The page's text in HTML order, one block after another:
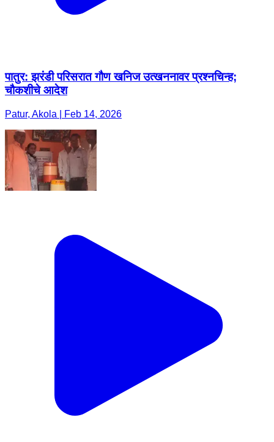
पातुर: झरंडी परिसरात गौण खनिज उत्खननावर प्रश्नचिन्ह;
चौकशीचे आदेश
Patur, Akola | Feb 14, 2026